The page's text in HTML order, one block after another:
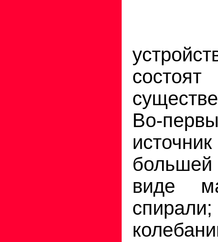
Во-
виде